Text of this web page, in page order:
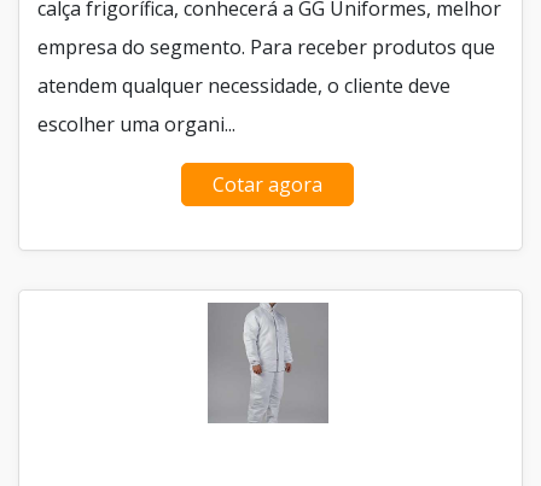
calça frigorífica, conhecerá a GG Uniformes, melhor
empresa do segmento. Para receber produtos que
atendem qualquer necessidade, o cliente deve
escolher uma organi...
Cotar agora